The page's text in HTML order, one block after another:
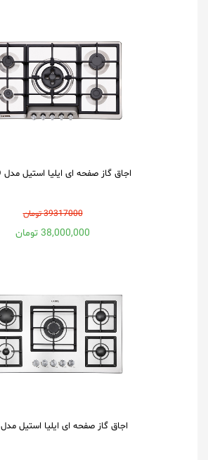
اجاق گاز صفحه ای ایلیا استیل مدل S502D
39317000 تومان
38,000,000 تومان
اجاق گاز صفحه ای ایلیا استیل مدل S514